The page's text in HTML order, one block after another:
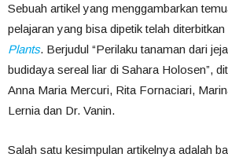
Sebuah artikel yang menggambarkan
pelajaran yang bisa dipetik telah diterbitkan
Plants. Berjudul “Perilaku tanaman dari
budidaya sereal liar di Sahara Holosen”,
Anna Maria Mercuri, Rita Fornaciari,
Lernia dan Dr. Vanin.
Salah satu kesimpulan artikelnya adalah